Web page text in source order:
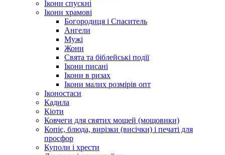
Ікони спускні
Ікони храмові
Богородиця і Спаситель
Ангели
Мужі
Жони
Свята та біблейські події
Ікони писані
Ікони в ризах
Ікони малих розмірів опт
Іконостаси
Кадила
Кіоти
Ковчеги для святих мощей (мощовики)
Копіє, блюда, вирізки (висічки) і печаті для
просфор
Куполи і хрести